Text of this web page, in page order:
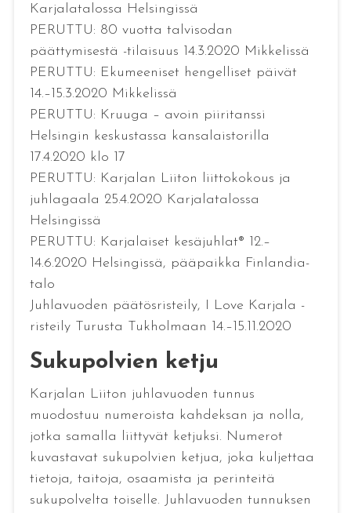
Karjalatalossa Helsingissä
PERUTTU: 80 vuotta talvisodan
päättymisestä -tilaisuus 14.3.2020 Mikkelissä
PERUTTU: Ekumeeniset hengelliset päivät
14.–15.3.2020 Mikkelissä
PERUTTU: Kruuga – avoin piiritanssi
Helsingin keskustassa kansalaistorilla
17.4.2020 klo 17
PERUTTU: Karjalan Liiton liittokokous ja
juhlagaala 25.4.2020 Karjalatalossa
Helsingissä
PERUTTU: Karjalaiset kesäjuhlat® 12.–
14.6.2020 Helsingissä, pääpaikka Finlandia-
talo
Juhlavuoden päätösristeily, I Love Karjala -
risteily Turusta Tukholmaan 14.–15.11.2020
Sukupolvien ketju
Karjalan Liiton juhlavuoden tunnus
muodostuu numeroista kahdeksan ja nolla,
jotka samalla liittyvät ketjuksi. Numerot
kuvastavat sukupolvien ketjua, joka kuljettaa
tietoja, taitoja, osaamista ja perinteitä
sukupolvelta toiselle. Juhlavuoden tunnuksen